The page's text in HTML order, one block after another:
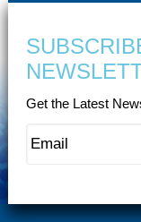
Get the Latest